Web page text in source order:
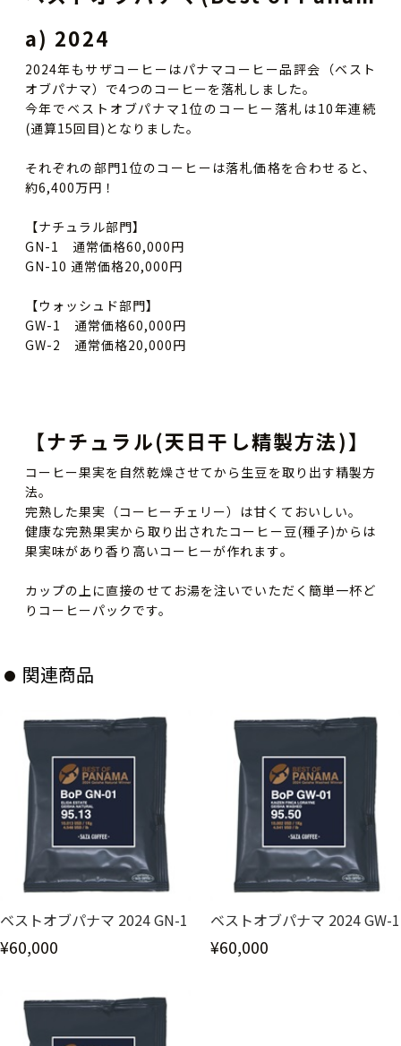
a) 2024
2024年もサザコーヒーはパナマコーヒー品評会（ベスト
オブパナマ）で4つのコーヒーを落札しました。
今年でベストオブパナマ1位のコーヒー落札は10年連続
(通算15回目)となりました。
それぞれの部門1位のコーヒーは落札価格を合わせると、
約6,400万円！
【ナチュラル部門】
GN-1 通常価格60,000円
GN-10 通常価格20,000円
【ウォッシュド部門】
GW-1 通常価格60,000円
GW-2 通常価格20,000円
【ナチュラル(天日干し精製方法)】
コーヒー果実を自然乾燥させてから生豆を取り出す精製方
法。
完熟した果実（コーヒーチェリー）は甘くておいしい。
健康な完熟果実から取り出されたコーヒー豆(種子)からは
果実味があり香り高いコーヒーが作れます。
カップの上に直接のせてお湯を注いでいただく簡単一杯ど
りコーヒーパックです。
関連商品
ベストオブパナマ 2024 GN-1
¥60,000
ベストオブパナマ 2024 GW-1
¥60,000